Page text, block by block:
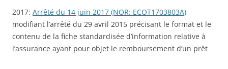
2017: Arrêté du 14 juin 2017 (NOR: ECOT1703803A)
modifiant l’arrêté du 29 avril 2015 précisant le format et le
contenu de la fiche standardisée d’information relative à
l’assurance ayant pour objet le remboursement d’un prêt